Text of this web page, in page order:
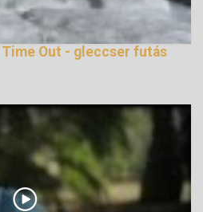
Time Out - gleccser futás